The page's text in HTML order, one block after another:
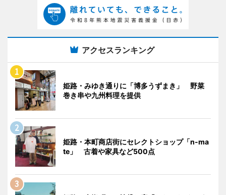
アクセスランキング
姫路・みゆき通りに「博多うずまき」 野菜
巻き串や九州料理を提供
姫路・本町商店街にセレクトショップ「n-ma
te」 古着や家具など500点